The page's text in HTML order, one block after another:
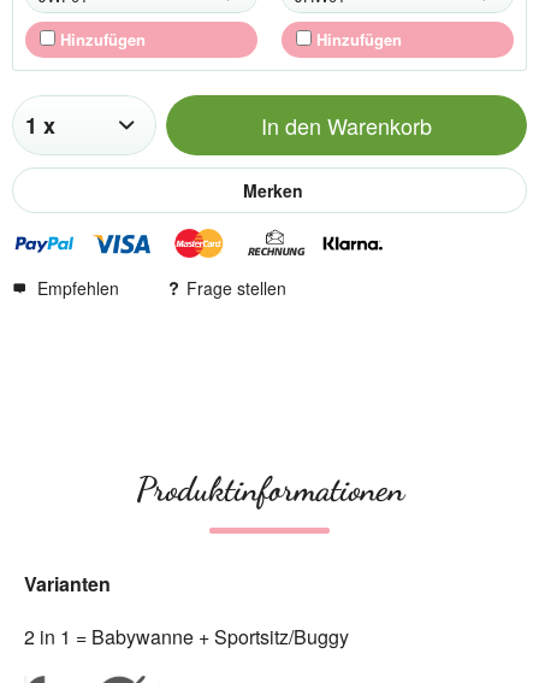
Hinzufügen Hinzufügen
In den Warenkorb
Merken
Empfehlen Frage stellen
Produktinformationen
Varianten
2 in 1 = Babywanne + Sportsitz/Buggy